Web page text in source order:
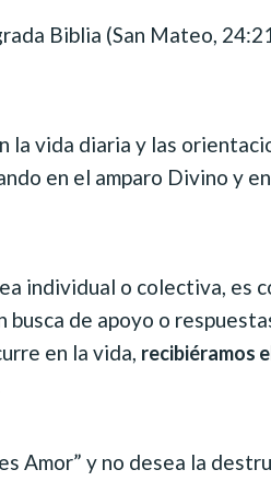
Biblia (San Mateo,
vida diaria y las
en el amparo Divino y
individual o colectiva, es
de apoyo o
en la vida, recibiéramos
Amor” y no desea la